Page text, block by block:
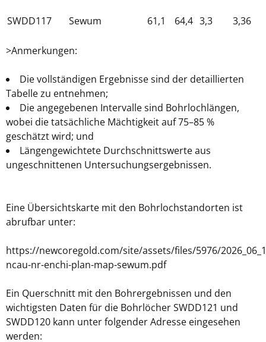
SWDD117 Sewum 61,1 64,4 3,3 3,36
>Anmerkungen:
Die vollständigen Ergebnisse sind der detaillierten
Tabellezu entnehmen;
Die angegebenen Intervalle sind Bohrlochlängen,
wobei die tatsächliche Mächtigkeit auf 75–85 %
geschätzt wird; und
Längengewichtete Durchschnittswerte aus
ungeschnittenen Untersuchungsergebnissen.
Eine Übersichtskarte mit den Bohrlochstandorten ist
abrufbar unter:
https://newcoregold.com/site/assets/files/5976/
ncau-nr-enchi-plan-map-sewum.pdf
Ein Querschnitt mit den Bohrergebnissen und den
wichtigsten Daten für die Bohrlöcher SWDD121 und
SWDD120 kann unter folgender Adresse eingesehen
werden: